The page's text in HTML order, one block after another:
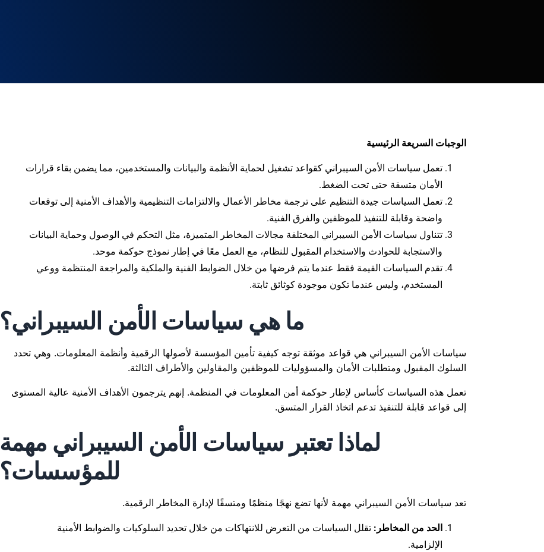
الوجبات السريعة الرئيسية
تعمل سياسات الأمن السيبراني كقواعد تشغيل لحماية الأنظمة والبيانات والمستخدمين، مما يضمن بقاء قرارات
الأمان متسقة حتى تحت الضغط.
تعمل السياسات جيدة التنظيم على ترجمة مخاطر الأعمال والالتزامات التنظيمية والأهداف الأمنية إلى توقعات
واضحة وقابلة للتنفيذ للموظفين والفرق الفنية.
تتناول سياسات الأمن السيبراني المختلفة مجالات المخاطر المتميزة، مثل التحكم في الوصول وحماية البيانات
والاستجابة للحوادث والاستخدام المقبول للنظام، مع العمل معًا في إطار نموذج حوكمة موحد.
تقدم السياسات القيمة فقط عندما يتم فرضها من خلال الضوابط الفنية والملكية والمراجعة المنتظمة ووعي
المستخدم، وليس عندما تكون موجودة كوثائق ثابتة.
ما هي سياسات الأمن السيبراني؟
سياسات الأمن السيبراني هي قواعد موثقة توجه كيفية تأمين المؤسسة لأصولها الرقمية وأنظمة المعلومات. وهي تحدد
السلوك المقبول ومتطلبات الأمان والمسؤوليات للموظفين والمقاولين والأطراف الثالثة.
تعمل هذه السياسات كأساس لإطار حوكمة أمن المعلومات في المنظمة. إنهم يترجمون الأهداف الأمنية عالية المستوى
إلى قواعد قابلة للتنفيذ تدعم اتخاذ القرار المتسق.
لماذا تعتبر سياسات الأمن السيبراني مهمة
للمؤسسات؟
تعد سياسات الأمن السيبراني مهمة لأنها تضع نهجًا منظمًا ومتسقًا لإدارة المخاطر الرقمية.
الحد من المخاطر: تقلل السياسات من التعرض للانتهاكات من خلال تحديد السلوكيات والضوابط الأمنية
الإلزامية.